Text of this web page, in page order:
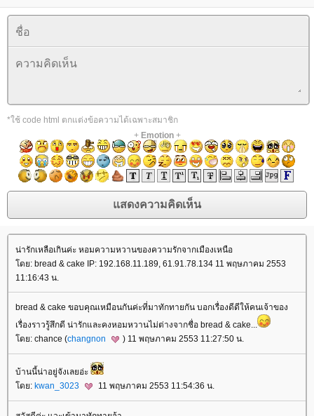
*ใช้ code html ตกแต่งข้อความได้เฉพาะสมาชิก
+ Emotion+
น่ารักเหลือเกินค่ะ หอมความหวานของความรักจากเมืองเหนือ
ดย: bread & cake IP: 192.168.11.189, 61.91.78.134 11 พฤษภาคม 2553
11:16:43 น.
bread & cake ขอบคุณเหมือนกันค่ะที่มาทักทายกัน บอกเรื่องดีดีให้คนเจ้าของ
เรื่องราวรู้สึกดี น่ารักและคงหอมหวานไม่ต่างจากชื่อ bread & cake...
ดย: chance (changnon ) 11 พฤษภาคม 2553 11:27:50 น.
บ้านนี้น่าอยู่จังเลยอ่ะ
ดย: kwan_3023 11 พฤษภาคม 2553 11:54:36 น.